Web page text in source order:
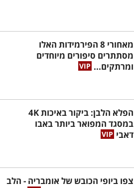
מאחורי 8 הפירמידות האלו
מסתתרים סיפורים מיוחדים
ומרתקים...
הפלא הלבן: ביקור באיכות 4K
במסגד המפואר ביותר באבו
דאבי
צפו ביופי הכובש של אומבריה - הלב